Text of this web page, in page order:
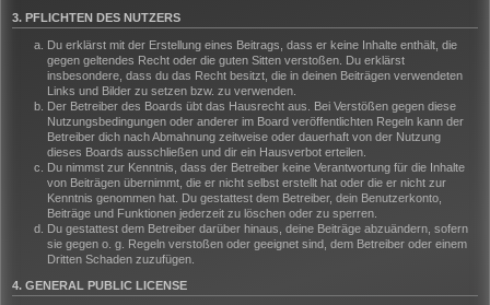
3. PFLICHTEN DES NUTZERS
Du erklärst mit der Erstellung eines Beitrags, dass er keine Inhalte enthält, die
gegen geltendes Recht oder die guten Sitten verstoßen. Du erklärst
insbesondere, dass du das Recht besitzt, die in deinen Beiträgen verwendeten
Links und Bilder zu setzen bzw. zu verwenden.
Der Betreiber des Boards übt das Hausrecht aus. Bei Verstößen gegen diese
Nutzungsbedingungen oder anderer im Board veröffentlichten Regeln kann der
Betreiber dich nach Abmahnung zeitweise oder dauerhaft von der Nutzung
dieses Boards ausschließen und dir ein Hausverbot erteilen.
Du nimmst zur Kenntnis, dass der Betreiber keine Verantwortung für die Inhalte
von Beiträgen übernimmt, die er nicht selbst erstellt hat oder die er nicht zur
Kenntnis genommen hat. Du gestattest dem Betreiber, dein Benutzerkonto,
Beiträge und Funktionen jederzeit zu löschen oder zu sperren.
Du gestattest dem Betreiber darüber hinaus, deine Beiträge abzuändern, sofern
sie gegen o. g. Regeln verstoßen oder geeignet sind, dem Betreiber oder einem
Dritten Schaden zuzufügen.
4. GENERAL PUBLIC LICENSE